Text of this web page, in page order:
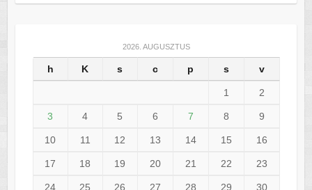
2026. AUGUSZTUS
h K s c p s v
1 2
3 4 5 6 7 8 9
10 11 12 13 14 15 16
17 18 19 20 21 22 23
24 25 26 27 28 29 30